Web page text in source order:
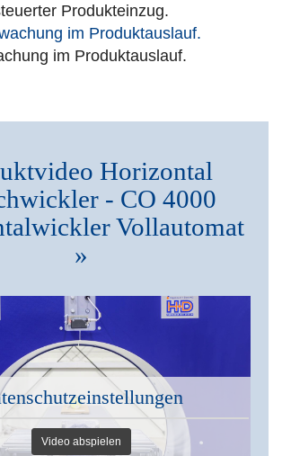
Produkteinzug.
im Produktauslauf.
Horizontal
- CO 4000
Vollautomat
»
Video abspielen